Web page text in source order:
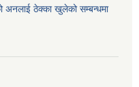
अनलाई ठेक्का खुलेको सम्बन्धमा